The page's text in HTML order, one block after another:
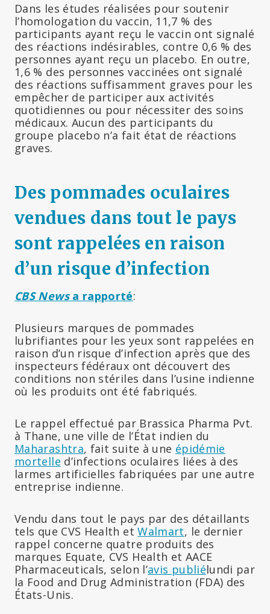
Dans les études réalisées pour soutenir
l’homologation du vaccin, 11,7 % des
participants ayant reçu le vaccin ont signalé
des réactions indésirables, contre 0,6 % des
personnes ayant reçu un placebo. En outre,
1,6 % des personnes vaccinées ont signalé
des réactions suffisamment graves pour les
empêcher de participer aux activités
quotidiennes ou pour nécessiter des soins
médicaux. Aucun des participants du
groupe placebo n’a fait état de réactions
graves.
Des pommades oculaires
vendues dans tout le pays
sont rappelées en raison
d’un risque d’infection
CBS Newsa rapporté:
Plusieurs marques de pommades
lubrifiantes pour les yeux sont rappelées en
raison d’un risque d’infection après que des
inspecteurs fédéraux ont découvert des
conditions non stériles dans l’usine indienne
où les produits ont été fabriqués.
Le rappel effectué par Brassica Pharma Pvt.
à Thane, une ville de l’État indien du
Maharashtra, fait suite à une épidémie
mortelle d’infections oculaires liées à des
larmes artificielles fabriquées par une autre
entreprise indienne.
Vendu dans tout le pays par des détaillants
tels que CVS Health etWalmart, le dernier
rappel concerne quatre produits des
marques Equate, CVS Health et AACE
Pharmaceuticals, selon l’avis publiélundi par
la Food and Drug Administration (FDA) des
États-Unis.